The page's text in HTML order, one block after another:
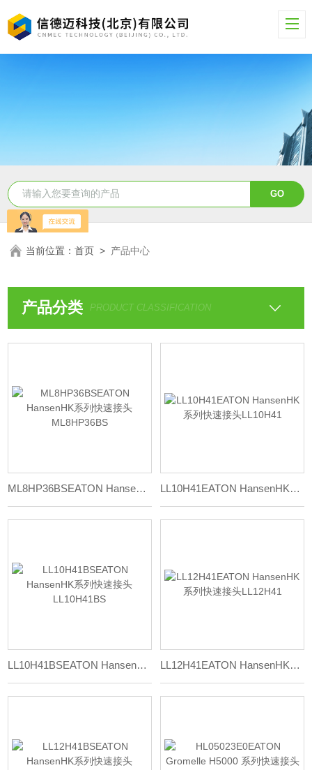
当前位置：首页 > 产品中心
产品分类 PRODUCT CLASSIFICATION
ML8HP36BSEATON HansenHK系列快速接头ML8HP36BS LL10H41EATON HansenHK系列快速接头LL10H41
LL10H41BSEATON HansenHK系列快速接头LL10H41BS LL12H41EATON HansenHK系列快速接头LL12H41